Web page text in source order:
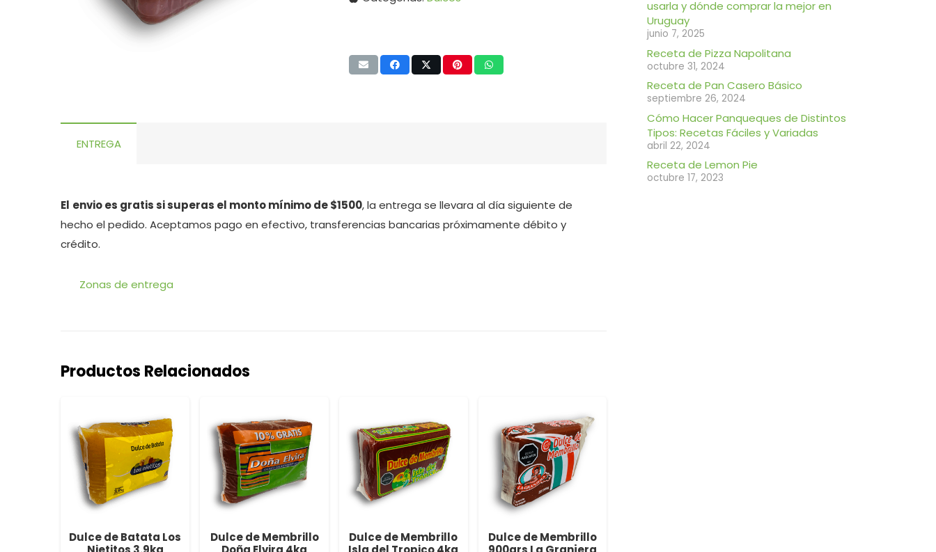
ENTREGA
El envio es gratis si superas el monto mínimo de $1500, la entrega se llevara al día siguiente de
hecho el pedido. Aceptamos pago en efectivo, transferencias bancarias próximamente débito y
crédito.
Zonas de entrega
Productos Relacionados
Dulce de Batata Los
Dulce de Membrillo
Dulce de Membrillo
Dulce de Membrillo
usarla y dónde comprar la mejor en
Uruguay
junio 7, 2025
Receta de Pizza Napolitana
octubre 31, 2024
Receta de Pan Casero Básico
septiembre 26, 2024
Cómo Hacer Panqueques de Distintos
Tipos: Recetas Fáciles y Variadas
abril 22, 2024
Receta de Lemon Pie
octubre 17, 2023